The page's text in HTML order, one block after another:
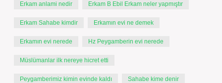
Erkam anlami nedir Erkam B Ebil Erkam neler yapmıştır
Erkam Sahabe kimdir Erkamın evi ne demek
Erkamın evi nerede Hz Peygamberin evi nerede
Müslümanlar ilk nereye hicret etti
Peygamberimiz kimin evinde kaldı Sahabe kime denir